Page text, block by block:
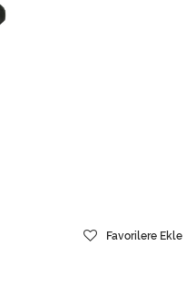
Favorilere Ekle